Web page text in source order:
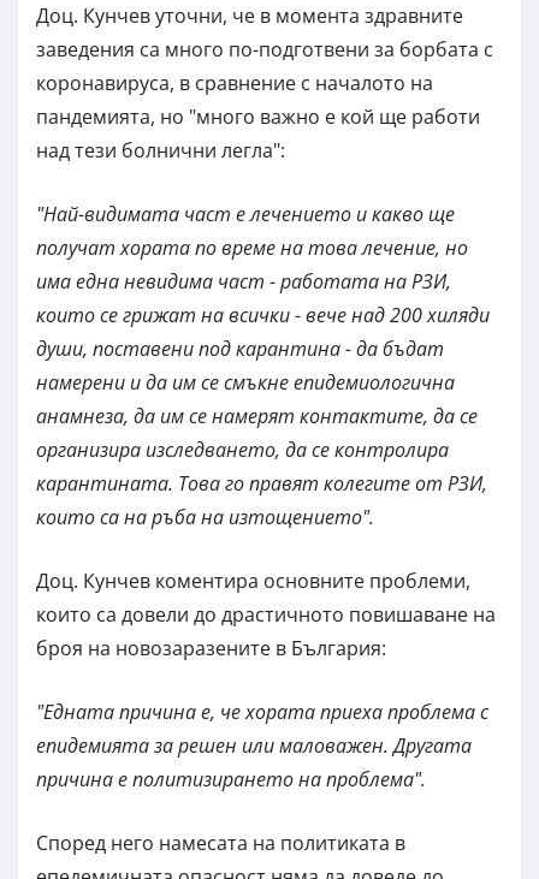
Доц. Кунчев уточни, че в момента здравните
заведения са много по-подготвени за борбата с
коронавируса, в сравнение с началото на
пандемията, но "много важно е кой ще работи
над тези болнични легла":
"Най-видимата част е лечението и какво ще
получат хората по време на това лечение, но
има една невидима част - работата на РЗИ,
които се грижат на всички - вече над 200 хиляди
души, поставени под карантина - да бъдат
намерени и да им се смъкне епидемиологична
анамнеза, да им се намерят контактите, да се
организира изследването, да се контролира
карантината. Това го правят колегите от РЗИ,
които са на ръба на изтощението".
Доц. Кунчев коментира основните проблеми,
които са довели до драстичното повишаване на
броя на новозаразените в България:
"Едната причина е, че хората приеха проблема с
епидемията за решен или маловажен. Другата
причина е политизирането на проблема".
Според него намесата на политиката в